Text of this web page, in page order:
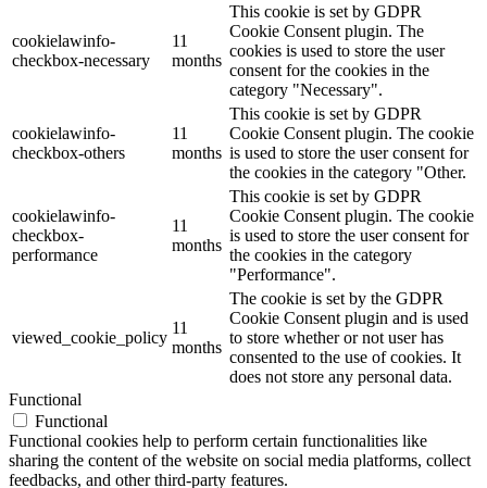
cookielawinfo-
checkbox-necessary
11
months
This cookie is set by GDPR
Cookie Consent plugin. The
cookies is used to store the user
consent for the cookies in the
category "Necessary".
cookielawinfo-
checkbox-others
11
months
This cookie is set by GDPR
Cookie Consent plugin. The cookie
is used to store the user consent for
the cookies in the category "Other.
cookielawinfo-
checkbox-
performance
11
months
This cookie is set by GDPR
Cookie Consent plugin. The cookie
is used to store the user consent for
the cookies in the category
"Performance".
viewed_cookie_policy
11
months
The cookie is set by the GDPR
Cookie Consent plugin and is used
to store whether or not user has
consented to the use of cookies. It
does not store any personal data.
Functional
Functional
Functional cookies help to perform certain functionalities like
sharing the content of the website on social media platforms, collect
feedbacks, and other third-party features.